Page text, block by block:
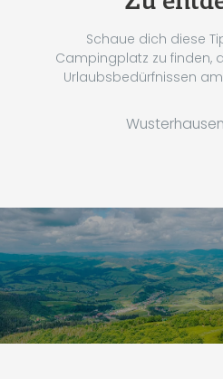
Schaue dich diese
Campingplatz zu finden,
Urlaubsbedürfnissen